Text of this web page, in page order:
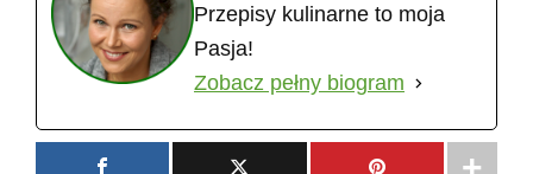
Przepisy kulinarne to moja
Pasja!
Zobacz pełny biogram